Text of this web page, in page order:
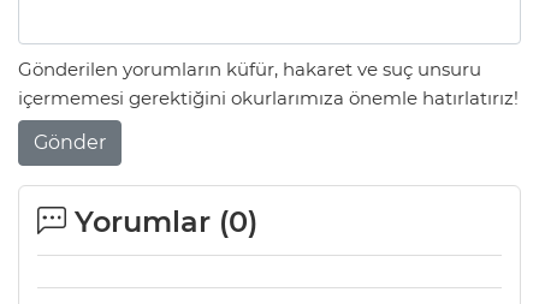
Gönderilen yorumların küfür, hakaret ve suç unsuru
içermemesi gerektiğini okurlarımıza önemle hatırlatırız!
Gönder
Yorumlar (0)